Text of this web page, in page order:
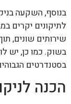
בנוסף, השקעה
לתיקונים יקרים
שירותים שונים,
בשוק. כמו כן, יש
בסטנדרטים
הכנה